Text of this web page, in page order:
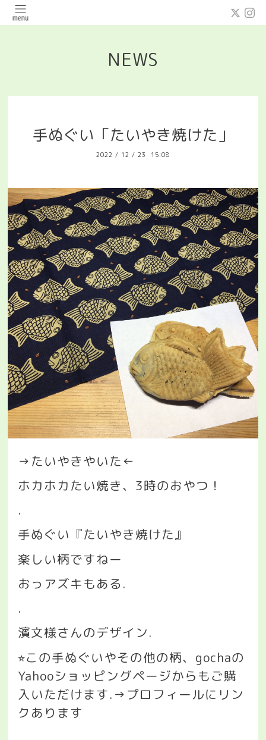
NEWS
手ぬぐい「たいやき焼けた」
2022 / 12 / 23 15:08
→ たいやきやいた ←
ホカホカたい焼き、 3時のおやつ！
.
手ぬぐい『たいやき焼けた』
楽しい柄ですねー
おっアズキもある .
.
濱文様さんのデザイン.
⭐︎この手ぬぐいやその他の柄、 gochaの
Yahooショッピングページからもご購
入いただけます.→ プロフィールにリン
クあります